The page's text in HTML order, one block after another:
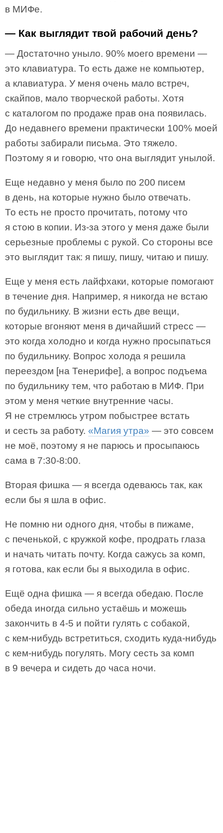
в МИФе.
— Как выглядит твой рабочий день?
— Достаточно уныло. 90% моего времени —
это клавиатура. То есть даже не компьютер,
а клавиатура. У меня очень мало встреч,
скайпов, мало творческой работы. Хотя
с каталогом по продаже прав она появилась.
До недавнего времени практически 100% моей
работы забирали письма. Это тяжело.
Поэтому я и говорю, что она выглядит унылой.
Еще недавно у меня было по 200 писем
в день, на которые нужно было отвечать.
То есть не просто прочитать, потому что
я стою в копии. Из-за этого у меня даже были
серьезные проблемы с рукой. Со стороны все
это выглядит так: я пишу, пишу, читаю и пишу.
Еще у меня есть лайфхаки, которые помогают
в течение дня. Например, я никогда не встаю
по будильнику. В жизни есть две вещи,
которые вгоняют меня в дичайший стресс —
это когда холодно и когда нужно просыпаться
по будильнику. Вопрос холода я решила
переездом [на Тенерифе], а вопрос подъема
по будильнику тем, что работаю в МИФ. При
этом у меня четкие внутренние часы.
Я не стремлюсь утром побыстрее встать
и сесть за работу. «Магия утра» — это совсем
не моё, поэтому я не парюсь и просыпаюсь
сама в 7:30-8:00.
Вторая фишка — я всегда одеваюсь так, как
если бы я шла в офис.
Не помню ни одного дня, чтобы в пижаме,
с печенькой, с кружкой кофе, продрать глаза
и начать читать почту. Когда сажусь за комп,
я готова, как если бы я выходила в офис.
Ещё одна фишка — я всегда обедаю. После
обеда иногда сильно устаёшь и можешь
закончить в 4-5 и пойти гулять с собакой,
с кем-нибудь встретиться, сходить куда-нибудь
с кем-нибудь погулять. Могу сесть за комп
в 9 вечера и сидеть до часа ночи.